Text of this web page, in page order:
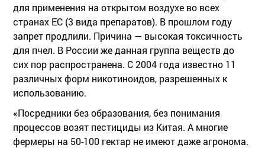
для применения на открытом воздухе во всех
странах ЕС (3 вида препаратов). В прошлом году
запрет продлили. Причина — высокая токсичность
для пчел. В России же данная группа веществ до
сих пор распространена. С 2004 года известно 11
различных форм никотиноидов, разрешенных к
использованию.
«Посредники без образования, без понимания
процессов возят пестициды из Китая. А многие
фермеры на 50-100 гектар не имеют даже агронома.